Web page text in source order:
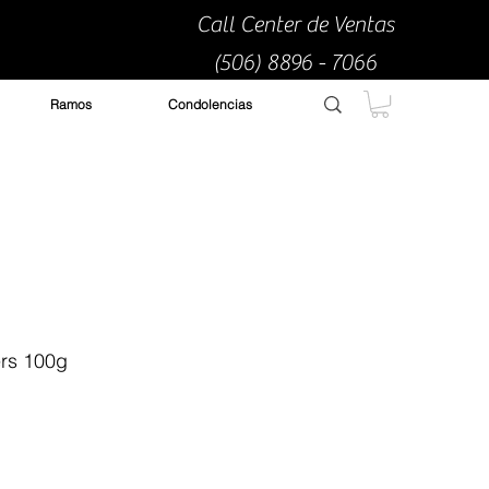
Call Center de Ventas
(506) 8896 - 7066
Ramos Condolencias
100g